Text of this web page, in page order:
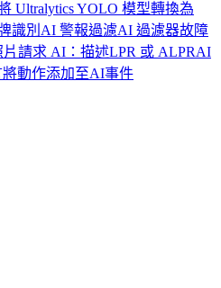
Ultralytics YOLO 模型轉換為
識別 AI 警報過濾AI 過濾器故障
請求 AI：描述LPR 或 ALPRAI
將動作添加至AI事件